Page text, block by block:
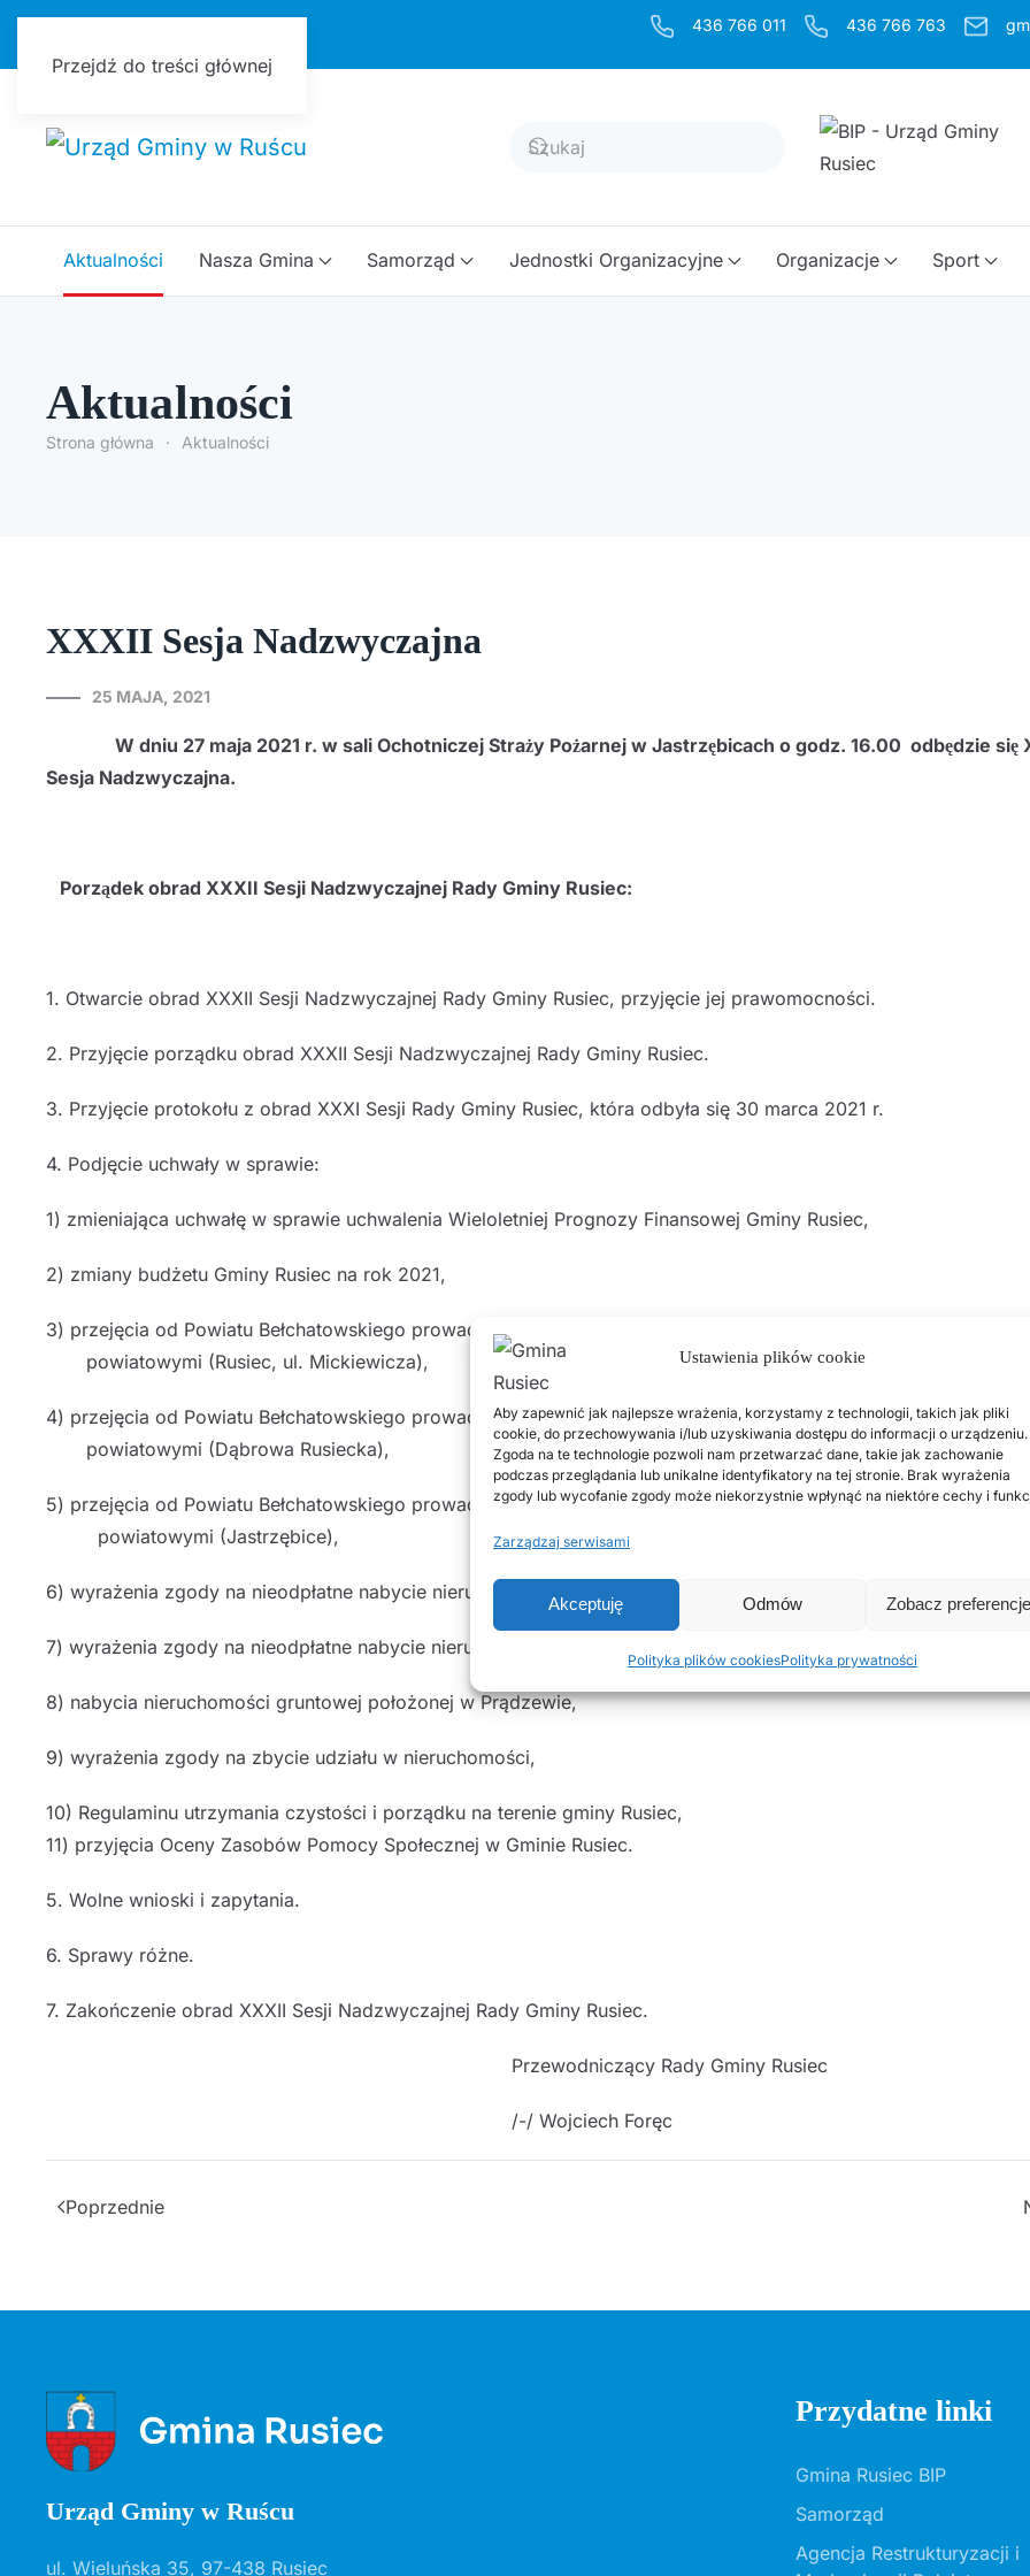
Ustawienia plików cookie
Aby zapewnić jak najlepsze wrażenia, korzystamy z technologii, takich jak pliki
cookie, do przechowywania i/lub uzyskiwania dostępu do informacji o urządzeniu.
Zgoda na te technologie pozwoli nam przetwarzać dane, takie jak zachowanie
podczas przeglądania lub unikalne identyfikatory na tej stronie. Brak wyrażenia
zgody lub wycofanie zgody może niekorzystnie wpłynąć na niektóre cechy i
Zarządzaj serwisami
Akceptuję Odmów Zobacz preferencje
Polityka plików cookiesPolityka prywatności
Przejdź do treści głównej
436 766 011 436 766 763
Aktualności Nasza Gmina Samorząd Jednostki Organizacyjne Organizacje Sport
Aktualności
Strona główna Aktualności
XXXII Sesja Nadzwyczajna
25 MAJA, 2021
W dniu 27 maja 2021 r. w sali Ochotniczej Straży Pożarnej w Jastrzębicach o godz. 16.00 odbędzie się
Sesja Nadzwyczajna.
Porządek obrad XXXII Sesji Nadzwyczajnej Rady Gminy Rusiec:
1. Otwarcie obrad XXXII Sesji Nadzwyczajnej Rady Gminy Rusiec, przyjęcie jej prawomocności.
2. Przyjęcie porządku obrad XXXII Sesji Nadzwyczajnej Rady Gminy Rusiec.
3. Przyjęcie protokołu z obrad XXXI Sesji Rady Gminy Rusiec, która odbyła się 30 marca 2021 r.
4. Podjęcie uchwały w sprawie:
1) zmieniająca uchwałę w sprawie uchwalenia Wieloletniej Prognozy Finansowej Gminy Rusiec,
2) zmiany budżetu Gminy Rusiec na rok 2021,
3) przejęcia od Powiatu Bełchatowskiego prowadzenia zadania w zakresie zarządzania publicznymi drogami
powiatowymi (Rusiec, ul. Mickiewicza),
4) przejęcia od Powiatu Bełchatowskiego prowadzenia zadania w zakresie zarządzania publicznymi drogami
powiatowymi (Dąbrowa Rusiecka),
5) przejęcia od Powiatu Bełchatowskiego prowadzenia zadania w zakresie zarządzania publicznymi drogami
powiatowymi (Jastrzębice),
6) wyrażenia zgody na nieodpłatne nabycie nieruchomości gruntowych (działka nr 79/8),
7) wyrażenia zgody na nieodpłatne nabycie nieruchomości gruntowych (działka nr 103/13),
8) nabycia nieruchomości gruntowej położonej w Prądzewie,
9) wyrażenia zgody na zbycie udziału w nieruchomości,
10) Regulaminu utrzymania czystości i porządku na terenie gminy Rusiec,
11) przyjęcia Oceny Zasobów Pomocy Społecznej w Gminie Rusiec.
5. Wolne wnioski i zapytania.
6. Sprawy różne.
7. Zakończenie obrad XXXII Sesji Nadzwyczajnej Rady Gminy Rusiec.
Przewodniczący Rady Gminy Rusiec
/-/ Wojciech Foręc
Poprzednie
Urząd Gminy w Ruścu
ul. Wieluńska 35, 97-438 Rusiec
Przydatne linki
Gmina Rusiec BIP
Samorząd
Agencja Restrukturyzacji i